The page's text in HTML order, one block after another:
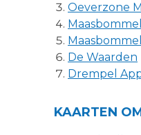
Oeverzone
De Waarden
Drempel
KAARTEN